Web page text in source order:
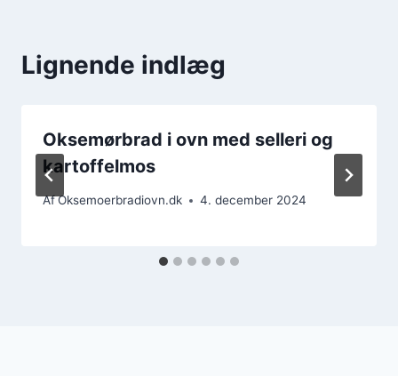
Lignende indlæg
Oksemørbrad i ovn med selleri og
kartoffelmos
AfOksemoerbradiovn.dk 4. december 2024